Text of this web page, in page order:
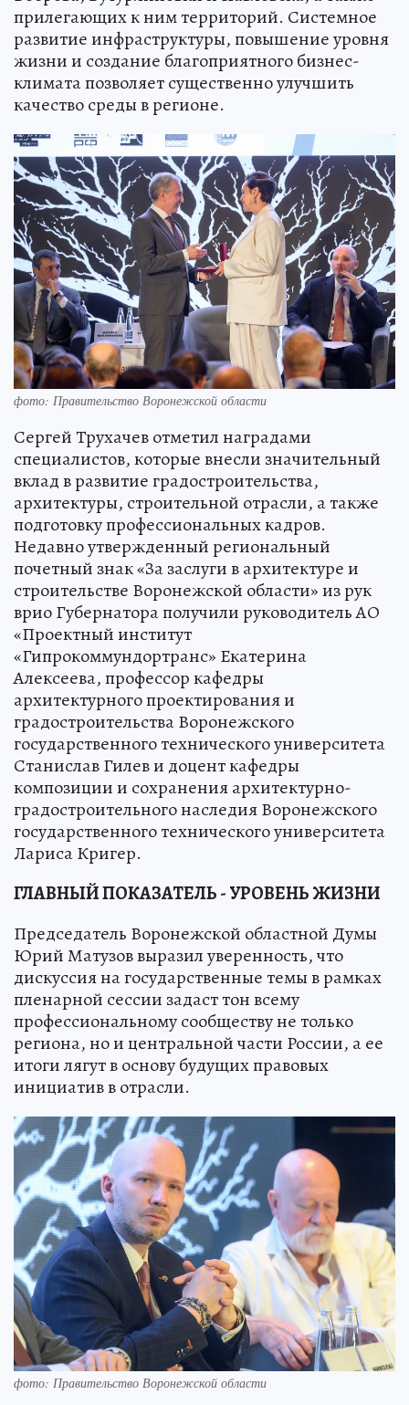
прилегающих к ним территорий. Системное
развитие инфраструктуры, повышение уровня
жизни и создание благоприятного бизнес-
климата позволяет существенно улучшить
качество среды в регионе.
фото: Правительство Воронежской области
Сергей Трухачев отметил наградами
специалистов, которые внесли значительный
вклад в развитие градостроительства,
архитектуры, строительной отрасли, а также
подготовку профессиональных кадров.
Недавно утвержденный региональный
почетный знак «За заслуги в архитектуре и
строительстве Воронежской области» из рук
врио Губернатора получили руководитель АО
«Проектный институт
«Гипрокоммундортранс» Екатерина
Алексеева, профессор кафедры
архитектурного проектирования и
градостроительства Воронежского
государственного технического университета
Станислав Гилев и доцент кафедры
композиции и сохранения архитектурно-
градостроительного наследия Воронежского
государственного технического университета
Лариса Кригер.
ГЛАВНЫЙ ПОКАЗАТЕЛЬ - УРОВЕНЬ ЖИЗНИ
Председатель Воронежской областной Думы
Юрий Матузов выразил уверенность, что
дискуссия на государственные темы в рамках
пленарной сессии задаст тон всему
профессиональному сообществу не только
региона, но и центральной части России, а ее
итоги лягут в основу будущих правовых
инициатив в отрасли.
фото: Правительство Воронежской области